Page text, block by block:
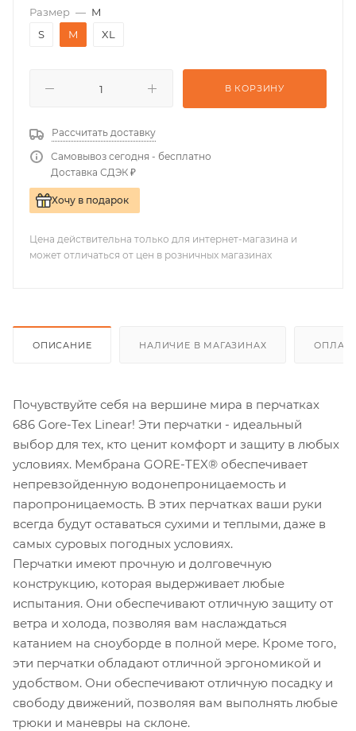
Размер — M
S
M XL
В КОРЗИНУ
Рассчитать доставку
Самовывоз сегодня - бесплатно
Доставка СДЭК ₽
Хочу в подарок
Цена действительна только для интернет-магазина и
может отличаться от цен в розничных магазинах
ОПИСАНИЕ НАЛИЧИЕ В МАГАЗИНАХ
Почувствуйте себя на вершине мира в перчатках
686 Gore-Tex Linear! Эти перчатки - идеальный
выбор для тех, кто ценит комфорт и защиту в любых
условиях. Мембрана GORE-TEX® обеспечивает
непревзойденную водонепроницаемость и
паропроницаемость. В этих перчатках ваши руки
всегда будут оставаться сухими и теплыми, даже в
самых суровых погодных условиях.
Перчатки имеют прочную и долговечную
конструкцию, которая выдерживает любые
испытания. Они обеспечивают отличную защиту от
ветра и холода, позволяя вам наслаждаться
катанием на сноуборде в полной мере. Кроме того,
эти перчатки обладают отличной эргономикой и
удобством. Они обеспечивают отличную посадку и
свободу движений, позволяя вам выполнять любые
трюки и маневры на склоне.